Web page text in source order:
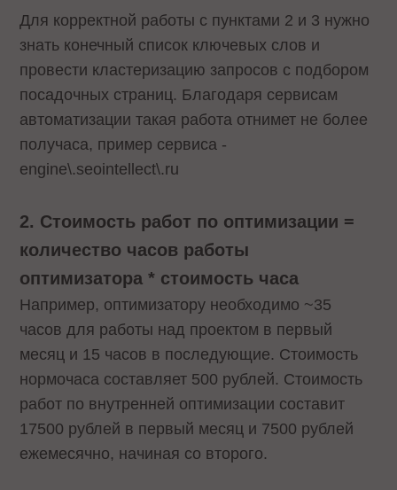
Для корректной работы с пунктами 2 и 3 нужно
знать конечный список ключевых слов и
провести кластеризацию запросов с подбором
посадочных страниц. Благодаря сервисам
автоматизации такая работа отнимет не более
получаса, пример сервиса -
engine\.seointellect\.ru
2. Стоимость работ по оптимизации =
количество часов работы
оптимизатора * стоимость часа
Например, оптимизатору необходимо ~35
часов для работы над проектом в первый
месяц и 15 часов в последующие. Стоимость
нормочаса составляет 500 рублей. Стоимость
работ по внутренней оптимизации составит
17500 рублей в первый месяц и 7500 рублей
ежемесячно, начиная со второго.